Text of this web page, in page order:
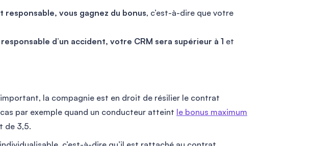
responsable, vous gagnez du bonus, c’est-à-dire que votre
responsable d’un accident, votre CRM sera supérieur à 1 et
la compagnie est en droit de résilier le contrat
par exemple quand un conducteur atteint le bonus maximum
de 3,5.